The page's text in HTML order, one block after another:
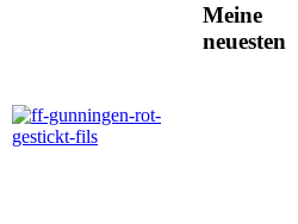
Meine
neuesten